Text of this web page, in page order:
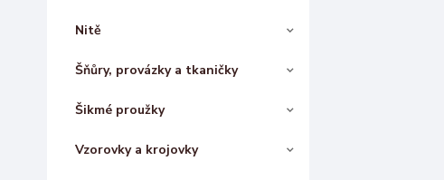
Nitě
Šňůry, provázky a tkaničky
Šikmé proužky
Vzorovky a krojovky